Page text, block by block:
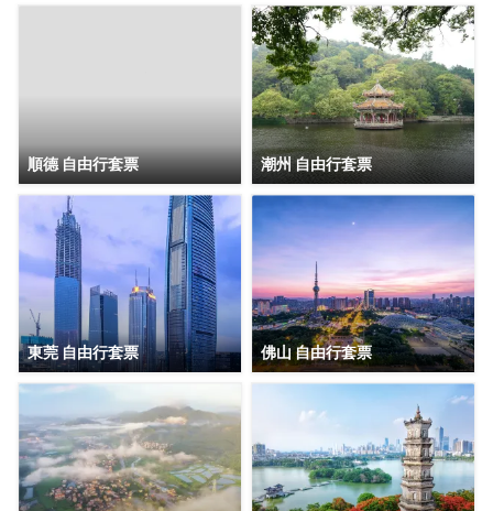
順德 自由行套票 潮州 自由行套票
東莞 自由行套票 佛山 自由行套票